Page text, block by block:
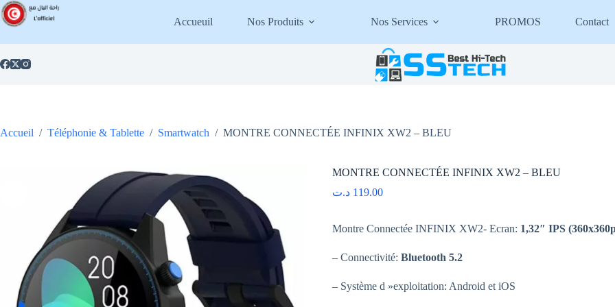
Passer
au
contenu
Accueuil Nos Produits Nos Services PROMOS Contact
Accueil / Téléphonie & Tablette / Smartwatch / MONTRE CONNECTÉE INFINIX XW2 – BLEU
MONTRE CONNECTÉE INFINIX XW2 – BLEU
119.00 د.ت
Montre Connectée INFINIX XW2- Ecran: 1,32″ IPS
– Connectivité:Bluetooth 5.2
– Système d »exploitation: Android et iOS